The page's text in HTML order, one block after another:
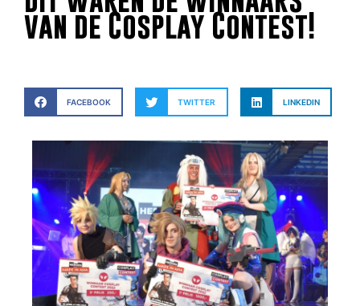
van de Cosplay Contest!
FACEBOOK TWITTER LINKEDIN